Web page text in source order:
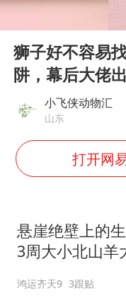
Play
狮子好不容易
阱，幕后大佬
小飞侠动物汇
山东
打开网
悬崖绝壁上的
3周大小北山羊
鸿运齐天9 3跟贴